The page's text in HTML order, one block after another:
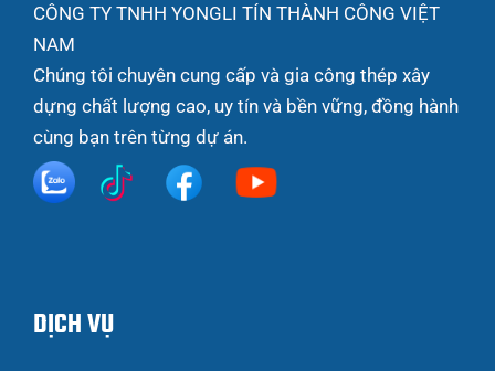
CÔNG TY TNHH YONGLI TÍN THÀNH CÔNG VIỆT
NAM
Chúng tôi chuyên cung cấp và gia công thép xây
dựng chất lượng cao, uy tín và bền vững, đồng hành
cùng bạn trên từng dự án.
DỊCH VỤ